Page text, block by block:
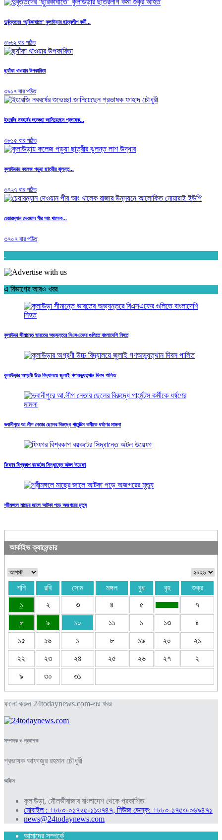
দুর্বৃত্তদের ‘ছুরিকাঘাতে’ কুলাউড়ার ছাত্রলীগ কর্মী...
৩৯৬২ বার পঠিত
ছ্যাঁকা খাওয়ার উপকারিতা
৩৯১৭ বার পঠিত
ইংরেজি নববর্ষের শুভেচ্ছা জানিয়েছেন প্রভাষক...
৩৮১৫ বার পঠিত
কুলাউড়ায় কলেজ পড়ুয়া ছাত্রীর ঝুলন্ত...
৩৭২৭ বার পঠিত
চেয়ারম্যান দেওয়ান পীর আং খালেক...
৩৭০৭ বার পঠিত
.
এ বিভাগের আরও খবর
কুলাউড়া সীমান্তে ভারতের অভ্যন্তরে বিএসএফের গুলিতে বাংলাদেশি নিহত
কুলাউড়ার অগ্রণী উচ্চ বিদ্যালয়ে জুলাই গণঅভ্যুত্থান দিবস পালিত
ভবানীপুরে আ.লীগ নেতার ছেলের বিরুদ্ধে গার্মেন্টস কর্মীকে ধর্ষণের মামলা
ফিফার বিশ্বকাপ বয়কটের সিদ্ধান্তে অটল উয়েফা
শ্রীমঙ্গলে মাছের জালে আটকা পড়ে অজগরের মৃত্যু
আর্কাইভ ক্যালেন্ডার
শনি রবি সোম মঙ্গল বুধ বৃহ
শুক্র
১
২ ৩ ৪ ৫ ৭
৮ ৯ ১০ ১১ ১ ১৩ ৪
১৫ ১৬ ১ ৮ ১৯ ২০ ২১
২২ ২৩ ২৪ ২৫ ২৬ ২৭ ২
৯ ৩০ ৩১
ফলো করুন 24todaynews.com-এর খবর
সম্পাদক ও প্রকাশক
প্রভাষক আফাজুর রহমান চৌধুরী
অফিস
কুলাউড়া, মৌলভীবাজার বাংলাদেশ থেকে প্রকাশিত
মোবাইল : +৮৮০-০১৭২৫-১১৩৭৪৭, নিউজ ডেস্ক: +৮৮০-১৭৫৩-০৬৯৪৭১
news@24todaynews.com
আমাদের সম্পর্কে